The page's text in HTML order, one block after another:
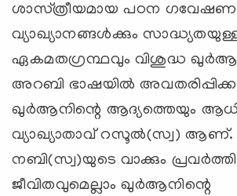
ശാസ്‌ത്രീയമായ പഠന
വ്യാഖ്യാനങ്ങള്‍ക്കും
ഏകമതഗ്രന്ഥവും വിശുദ്ധ
അറബി ഭാഷയില്‍
ഖുര്‍ആനിന്റെ ആദ്യത്തെയും
വ്യാഖ്യാതാവ്‌ റസൂല്‍(സ്വ) ആണ്‌.
നബി(സ്വ)യുടെ വാക്കും
ജീവിതവുമെല്ലാം ഖുര്‍ആനിന്റെ